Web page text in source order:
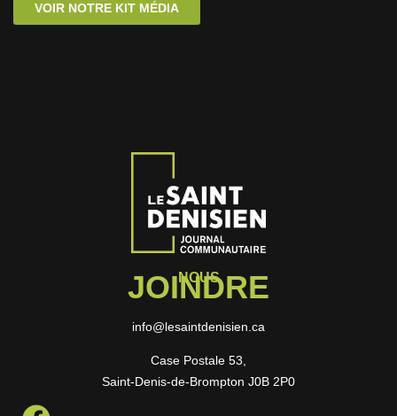
VOIR NOTRE KIT MÉDIA
NOUS
JOINDRE
info@lesaintdenisien.ca
Case Postale 53,
Saint-Denis-de-Brompton J0B 2P0